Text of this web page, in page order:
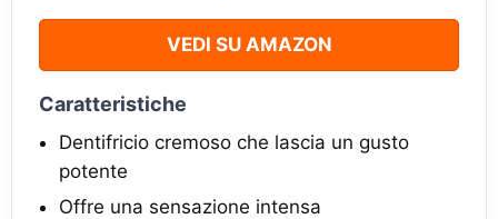
VEDI SU AMAZON
Caratteristiche
Dentifricio cremoso che lascia un gusto
potente
Offre una sensazione intensa